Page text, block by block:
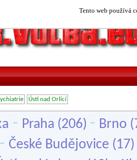
Tento web používá
Ústí nad Orlicí
- Praha (206) - Brno
- České Budějovice (17)